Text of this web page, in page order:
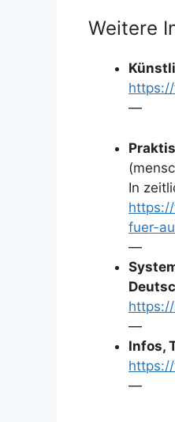
Weitere
—
In
fuer-
—
—
Infos,
—